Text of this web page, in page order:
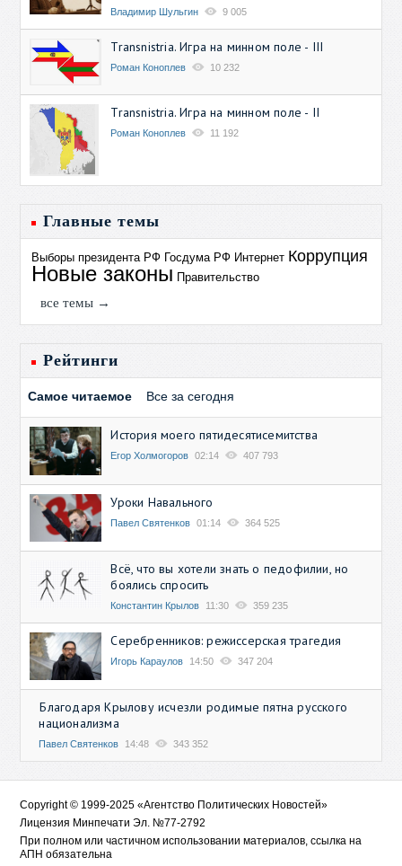
Владимир Шульгин 9 005
Transnistria. Игра на минном поле - III
Роман Коноплев 10 232
Transnistria. Игра на минном поле - II
Роман Коноплев 11 192
Главные темы
Выборы президента РФ Госдума РФ Интернет Коррупция
Новые законы Правительство
все темы →
Рейтинги
Самое читаемое Все за сегодня
История моего пятидесятисемитства
Егор Холмогоров 02:14 407 793
Уроки Навального
Павел Святенков 01:14 364 525
Всё, что вы хотели знать о педофилии, но
боялись спросить
Константин Крылов 11:30 359 235
Серебренников: режиссерская трагедия
Игорь Караулов 14:50 347 204
Благодаря Крылову исчезли родимые пятна русского
национализма
Павел Святенков 14:48 343 352
Copyright © 1999-2025 «Агентство Политических Новостей»
Лицензия Минпечати Эл. №77-2792
При полном или частичном использовании материалов, ссылка на
АПН обязательна